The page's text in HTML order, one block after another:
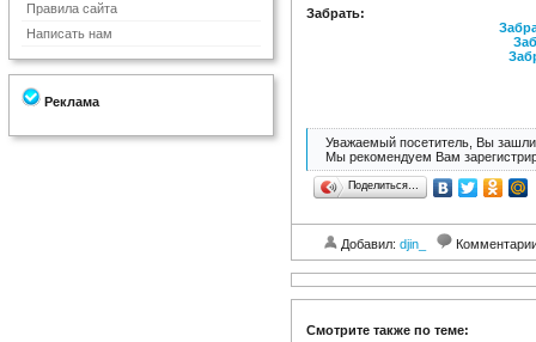
Правила сайта
Написать нам
Реклама
Забрать:
Уважаемый посетитель, Вы зашли
Мы рекомендуем Вам
Поделиться…
Добавил: djin_
Смотрите также по теме: